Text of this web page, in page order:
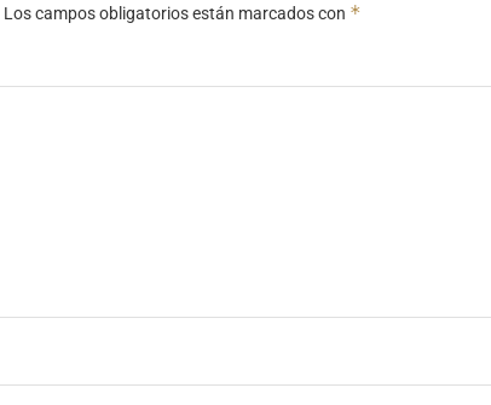
Los campos obligatorios están marcados con *